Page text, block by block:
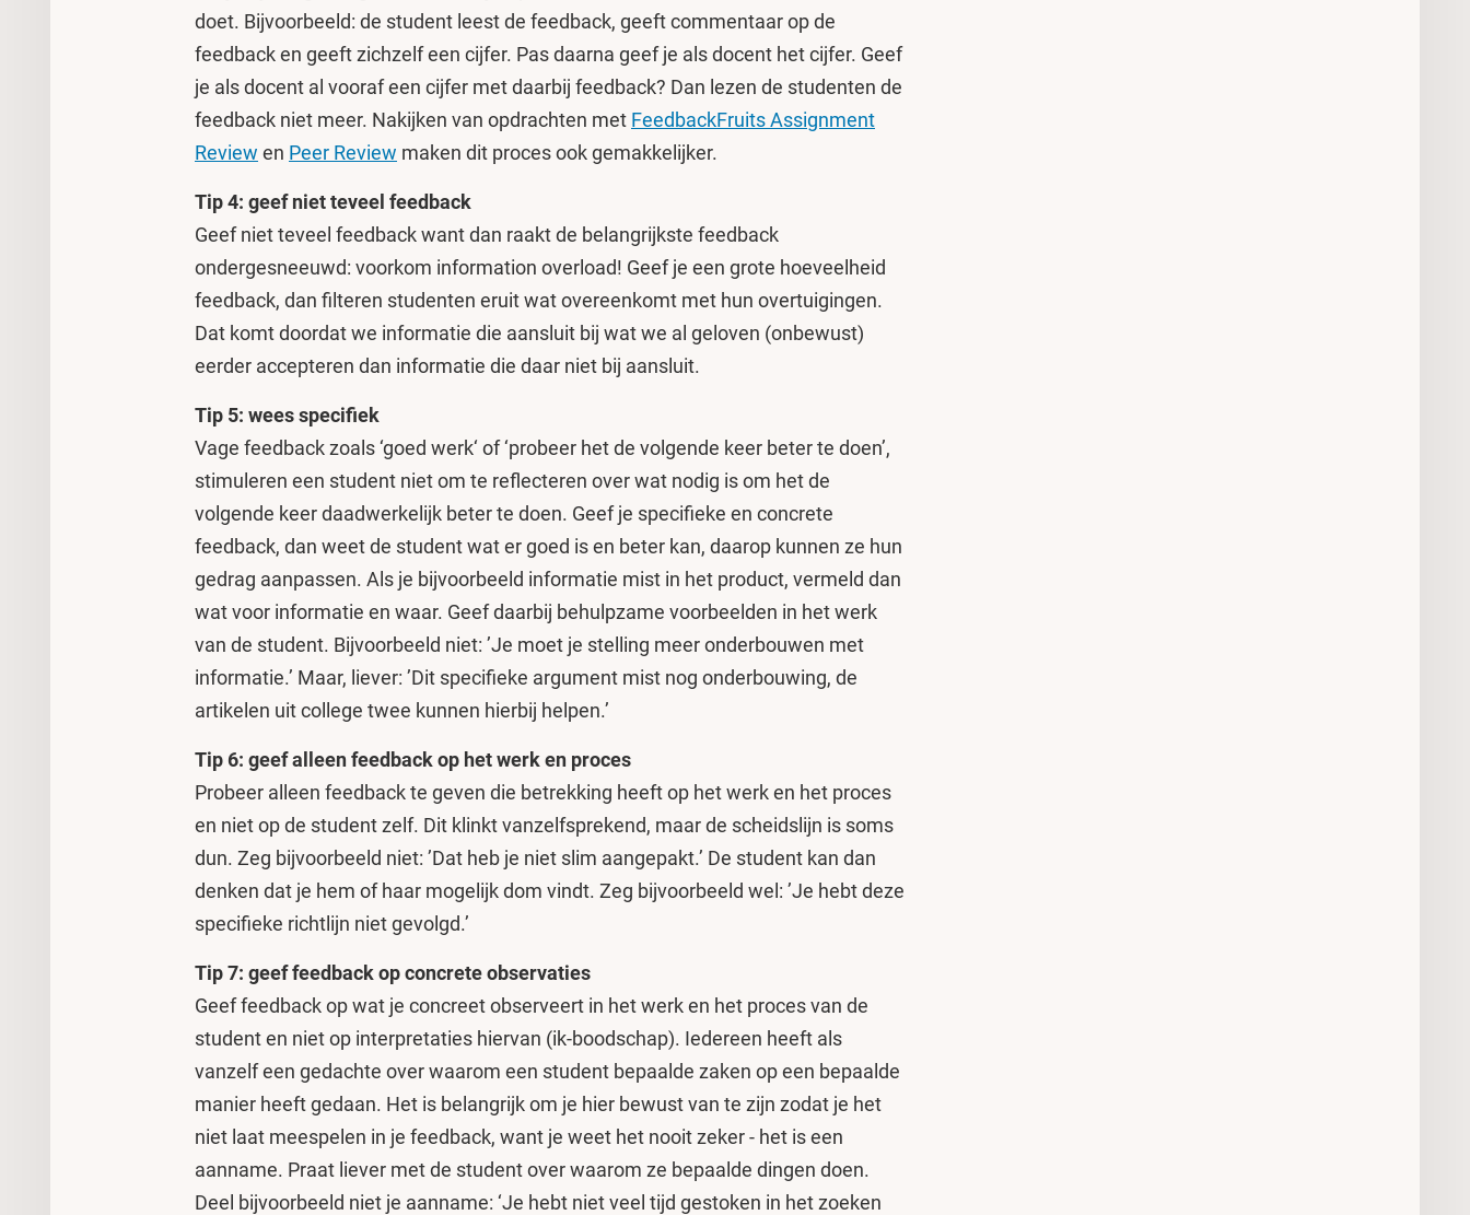
doet. Bijvoorbeeld: de student leest de feedback, geeft commentaar op de
feedback en geeft zichzelf een cijfer. Pas daarna geef je als docent het cijfer. Geef
je als docent al vooraf een cijfer met daarbij feedback? Dan lezen de studenten de
feedback niet meer. Nakijken van opdrachten met FeedbackFruits Assignment
Review en Peer Review maken dit proces ook gemakkelijker.
Tip 4: geef niet teveel feedback
Geef niet teveel feedback want dan raakt de belangrijkste feedback
ondergesneeuwd: voorkom information overload! Geef je een grote hoeveelheid
feedback, dan filteren studenten eruit wat overeenkomt met hun overtuigingen.
Dat komt doordat we informatie die aansluit bij wat we al geloven (onbewust)
eerder accepteren dan informatie die daar niet bij aansluit.
Tip 5: wees specifiek
Vage feedback zoals ‘goed werk‘ of ‘probeer het de volgende keer beter te doen’,
stimuleren een student niet om te reflecteren over wat nodig is om het de
volgende keer daadwerkelijk beter te doen. Geef je specifieke en concrete
feedback, dan weet de student wat er goed is en beter kan, daarop kunnen ze hun
gedrag aanpassen. Als je bijvoorbeeld informatie mist in het product, vermeld dan
wat voor informatie en waar. Geef daarbij behulpzame voorbeelden in het werk
van de student. Bijvoorbeeld niet: ’Je moet je stelling meer onderbouwen met
informatie.’ Maar, liever: ’Dit specifieke argument mist nog onderbouwing, de
artikelen uit college twee kunnen hierbij helpen.’
Tip 6: geef alleen feedback op het werk en proces
Probeer alleen feedback te geven die betrekking heeft op het werk en het proces
en niet op de student zelf. Dit klinkt vanzelfsprekend, maar de scheidslijn is soms
dun. Zeg bijvoorbeeld niet: ’Dat heb je niet slim aangepakt.’ De student kan dan
denken dat je hem of haar mogelijk dom vindt. Zeg bijvoorbeeld wel: ’Je hebt deze
specifieke richtlijn niet gevolgd.’
Tip 7: geef feedback op concrete observaties
Geef feedback op wat je concreet observeert in het werk en het proces van de
student en niet op interpretaties hiervan (ik-boodschap). Iedereen heeft als
vanzelf een gedachte over waarom een student bepaalde zaken op een bepaalde
manier heeft gedaan. Het is belangrijk om je hier bewust van te zijn zodat je het
niet laat meespelen in je feedback, want je weet het nooit zeker - het is een
aanname. Praat liever met de student over waarom ze bepaalde dingen doen.
Deel bijvoorbeeld niet je aanname: ‘Je hebt niet veel tijd gestoken in het zoeken